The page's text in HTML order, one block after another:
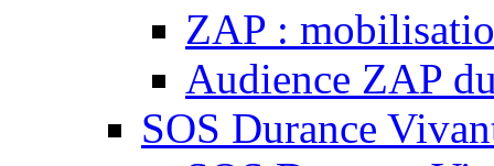
ZAP :
Audience ZAP
SOS Durance